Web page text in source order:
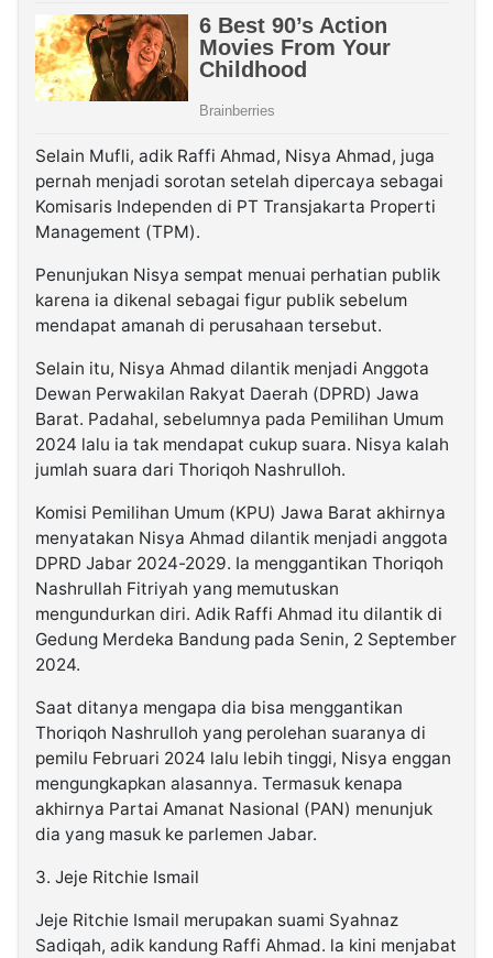
Selain Mufli, adik Raffi Ahmad, Nisya Ahmad, juga
pernah menjadi sorotan setelah dipercaya sebagai
Komisaris Independen di PT Transjakarta Properti
Management (TPM).
Penunjukan Nisya sempat menuai perhatian publik
karena ia dikenal sebagai figur publik sebelum
mendapat amanah di perusahaan tersebut.
Selain itu, Nisya Ahmad dilantik menjadi Anggota
Dewan Perwakilan Rakyat Daerah (DPRD) Jawa
Barat. Padahal, sebelumnya pada Pemilihan Umum
2024 lalu ia tak mendapat cukup suara. Nisya kalah
jumlah suara dari Thoriqoh Nashrulloh.
Komisi Pemilihan Umum (KPU) Jawa Barat akhirnya
menyatakan Nisya Ahmad dilantik menjadi anggota
DPRD Jabar 2024-2029. Ia menggantikan Thoriqoh
Nashrullah Fitriyah yang memutuskan
mengundurkan diri. Adik Raffi Ahmad itu dilantik di
Gedung Merdeka Bandung pada Senin, 2 September
2024.
Saat ditanya mengapa dia bisa menggantikan
Thoriqoh Nashrulloh yang perolehan suaranya di
pemilu Februari 2024 lalu lebih tinggi, Nisya enggan
mengungkapkan alasannya. Termasuk kenapa
akhirnya Partai Amanat Nasional (PAN) menunjuk
dia yang masuk ke parlemen Jabar.
3. Jeje Ritchie Ismail
Jeje Ritchie Ismail merupakan suami Syahnaz
Sadiqah, adik kandung Raffi Ahmad. la kini menjabat